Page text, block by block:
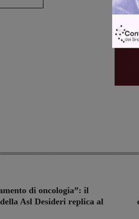
di oncologia”: il
Asl Desideri replica al